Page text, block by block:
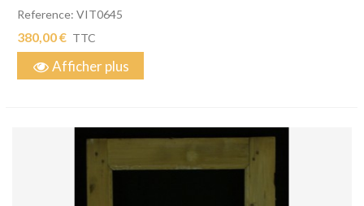
Reference: VIT0645
380,00 € TTC
Afficher plus